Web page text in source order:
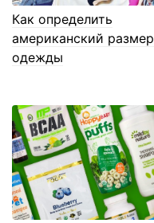
Как определить
американский размер
одежды